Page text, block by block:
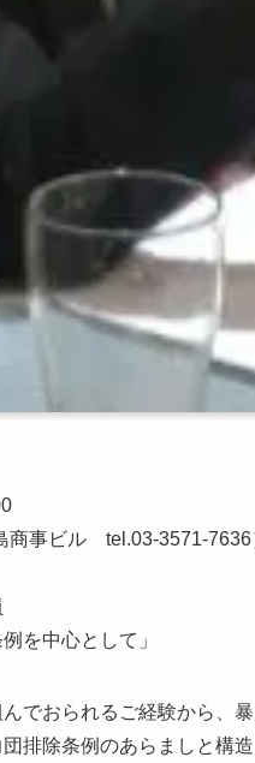
事ビル tel.03-3571-7636
を中心として」
でおられるご経験から、
排除条例のあらましと構